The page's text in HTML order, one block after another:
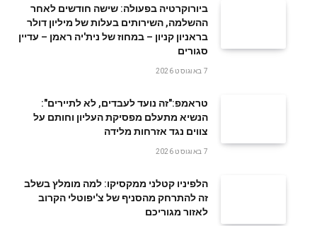
ביורוקרטיה בפעולה: שישה חודשים לאחר
ההשלמה, השירותים בעלות של מיליון דולר
בראניון קניון – במחוז של נית'יה ראמן – עדיין
סגורים
7 באוגוסט 2026
טראמפ:"זה נועד לעבדים, לא לתיירים":
הנשיא מתעלם מפסיקת העליון וחותם על
צווים נגד אזרחות מלידה
7 באוגוסט 2026
הלפיניו קטלני ממקסיקו: למה מומלץ בשלב
זה להתרחק מהסניף של צ'יפוטלי הקרוב
לאזור מגוריכם